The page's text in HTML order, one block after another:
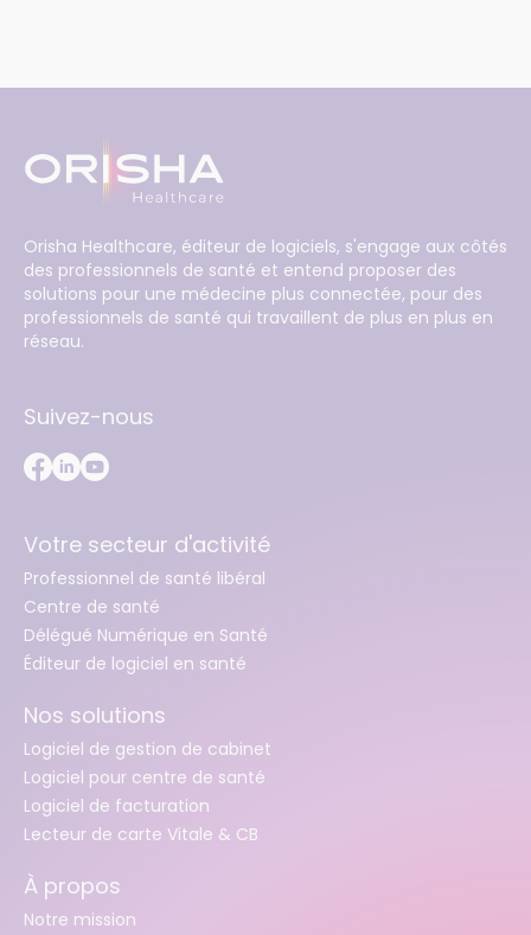
Orisha Healthcare, éditeur de logiciels, s'engage aux côtés
des professionnels de santé et entend proposer des
solutions pour une médecine plus connectée, pour des
professionnels de santé qui travaillent de plus en plus en
réseau.
Suivez-nous
Votre secteur d'activité
Professionnel de santé libéral
Centre de santé
Délégué Numérique en Santé
Éditeur de logiciel en santé
Nos solutions
Logiciel de gestion de cabinet
Logiciel pour centre de santé
Logiciel de facturation
Lecteur de carte Vitale & CB
À propos
Notre mission